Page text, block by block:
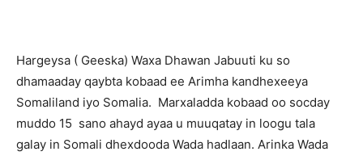
Hargeysa ( Geeska) Waxa Dhawan Jabuuti ku so
dhamaaday qaybta kobaad ee Arimha kandhexeeya
Somaliland iyo Somalia. Marxaladda kobaad oo socday
muddo 15 sano ahayd ayaa u muuqatay in loogu tala
galay in Somali dhexdooda Wada hadlaan. Arinka Wada